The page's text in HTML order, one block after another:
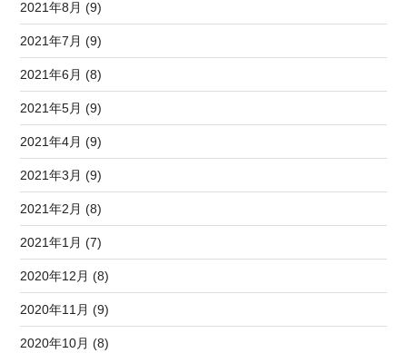
2021年8月 (9)
2021年7月 (9)
2021年6月 (8)
2021年5月 (9)
2021年4月 (9)
2021年3月 (9)
2021年2月 (8)
2021年1月 (7)
2020年12月 (8)
2020年11月 (9)
2020年10月 (8)